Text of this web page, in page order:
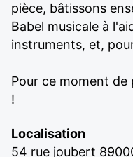
pièce, bâtissons
Babel musicale à
instruments, et,
Pour ce moment de
!
Localisation
54 rue joubert